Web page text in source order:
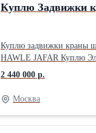
Куплю Задвижки
Куплю задвижки краны
2 440 000 р.
Москва